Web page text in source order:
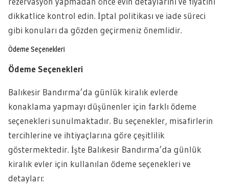
dikkatlice kontrol edin. İptal politikası ve iade süreci
gibi konuları da gözden geçirmeniz önemlidir.
Ödeme Seçenekleri
Ödeme Seçenekleri
Balıkesir Bandırma’da günlük kiralık evlerde
konaklama yapmayı düşünenler için farklı ödeme
seçenekleri sunulmaktadır. Bu seçenekler, misafirlerin
tercihlerine ve ihtiyaçlarına göre çeşitlilik
göstermektedir. İşte Balıkesir Bandırma’da günlük
kiralık evler için kullanılan ödeme seçenekleri ve
detayları: